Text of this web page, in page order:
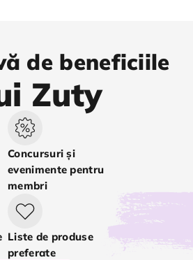
de beneficiile
Zuty
Concursuri și
evenimente pentru
membri
Liste de produse
preferate